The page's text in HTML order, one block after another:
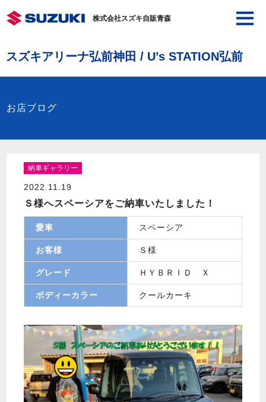
株式会社スズキ自販青森
スズキアリーナ弘前神田 / U’s STATION弘前
お店ブログ
納車ギャラリー
2022.11.19
Ｓ様へスペーシアをご納車いたしました！
愛車 スペーシア
お客様 Ｓ様
グレード ＨＹＢＲＩＤ Ｘ
ボディーカラー クールカーキ